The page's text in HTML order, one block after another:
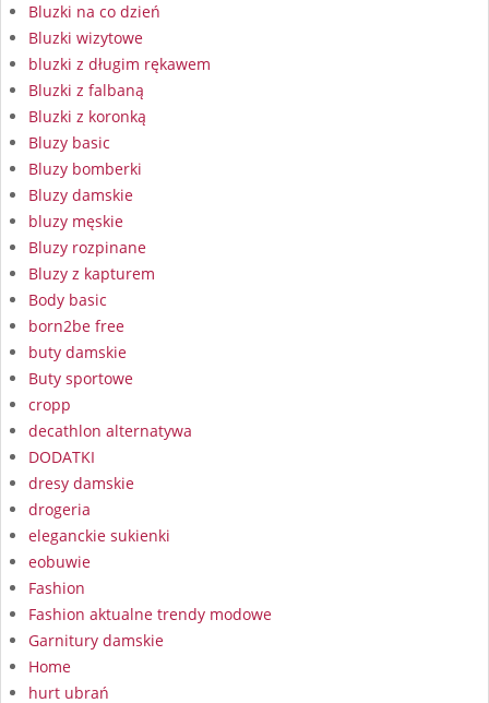
Bluzki na co dzień
Bluzki wizytowe
bluzki z długim rękawem
Bluzki z falbaną
Bluzki z koronką
Bluzy basic
Bluzy bomberki
Bluzy damskie
bluzy męskie
Bluzy rozpinane
Bluzy z kapturem
Body basic
born2be free
buty damskie
Buty sportowe
cropp
decathlon alternatywa
DODATKI
dresy damskie
drogeria
eleganckie sukienki
eobuwie
Fashion
Fashion aktualne trendy modowe
Garnitury damskie
Home
hurt ubrań